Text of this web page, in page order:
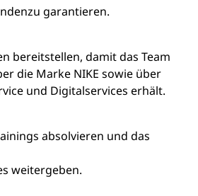
zu garantieren.
bereitstellen, damit das Team
die Marke NIKE sowie über
und Digitalservices erhält.
absolvieren und das
weitergeben.